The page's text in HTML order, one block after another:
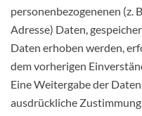
personenbezogenenen (z.
Adresse) Daten,
Daten erhoben werden,
dem vorherigen
Eine Weitergabe der
ausdrückliche